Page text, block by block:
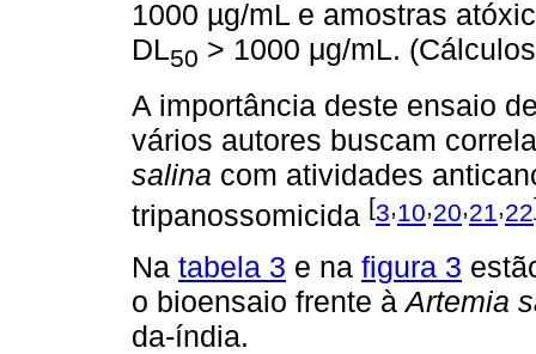
1000 µg/mL e amostras
DL50 > 1000 μg/mL.
A importância deste ensaio
vários autores buscam
salina com atividades
tripanossomicida [3,10,20,21 ,22
Na tabela 3 e na figura 3
o bioensaio frente àArtemia
da-índia.